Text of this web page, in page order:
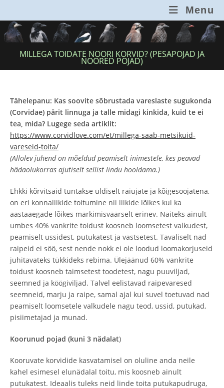
content
Menu
MILLEGA TOIDATE NOORI KORVID? (PESAPOJAD JA
NOORED POJAD)
Tähelepanu: Kas soovite sõbrustada vareslaste sugukonda
(Corvidae) pärit linnuga ja talle midagi kinkida, kuid te ei
tea, mida? Lugege seda artiklit:
https://www.corvidlove.com/et/millega-saab-metsikuid-
vareseid-toita/
(Allolev juhend on mõeldud peamiselt inimestele, kes peavad
hädaolukorras ajutiselt sellist lindu hooldama.)
Ehkki kõrvitsaid tuntakse üldiselt raiujate ja kõigesööjatena,
on eri konnaliikide toitumine nii liikide lõikes kui ka
aastaaegade lõikes märkimisväärselt erinev. Näiteks ainult
umbes 40% vankrite toidust koosneb loomsetest valkudest,
peamiselt ussidest, putukatest ja vastsetest. Tavaliselt nad
raipeid ei söö, sest nende nokk ei ole loodud loomakorjuseid
juhitavateks tükkideks rebima. Ülejäänud 60% vankrite
toidust koosneb taimsetest toodetest, nagu puuviljad,
seemned ja köögiviljad. Talvel eelistavad raipevaresed
seemneid, marju ja raipe, samal ajal kui suvel toetuvad nad
peamiselt loomsetele valkudele nagu teod, ussid, putukad,
pisiimetajad ja munad.
Koorunud pojad (kuni 3 nädalat)
Kooruvate korvidide kasvatamisel on oluline anda neile
kahel esimesel elunädalal toitu, mis koosneb ainult
putukatest. Ideaalis tuleks neid linde toita putukapudruga,